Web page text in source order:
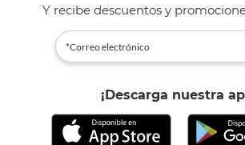
Y recibe descuentos y
¡Descarga nuestra